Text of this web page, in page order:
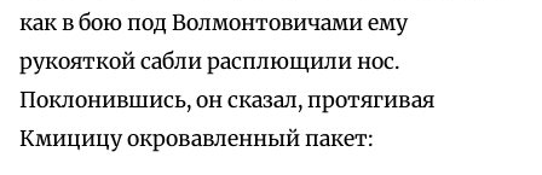
как в бою под Волмонтовичами ему
рукояткой сабли расплющили нос.
Поклонившись, он сказал, протягивая
Кмицицу окровавленный пакет: